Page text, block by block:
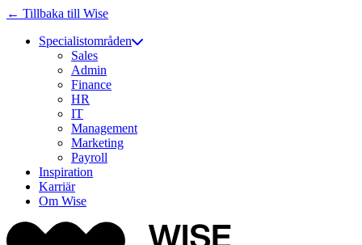
← Tillbaka till Wise
Specialistområden
Sales
Admin
Finance
HR
IT
Management
Marketing
Payroll
Inspiration
Karriär
Om Wise